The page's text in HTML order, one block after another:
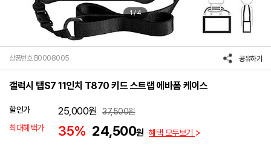
1/4
상품번호 B0008005 공유하기
갤럭시 탭S7 11인치 T870 키드 스트랩 에바폼 케이스
할인가 25,000원 37,500원
최대혜택가
35% 24,500원 혜택 모두보기